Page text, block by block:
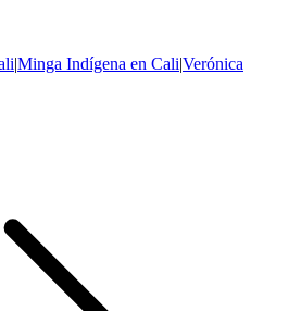
|Minga Indígena en Cali|Verónica